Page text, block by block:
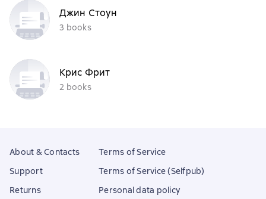
Джин Стоун
3 books
Крис Фрит
2 books
About & Contacts
Support
Returns
Terms of Service
Terms of Service (Selfpub)
Personal data policy